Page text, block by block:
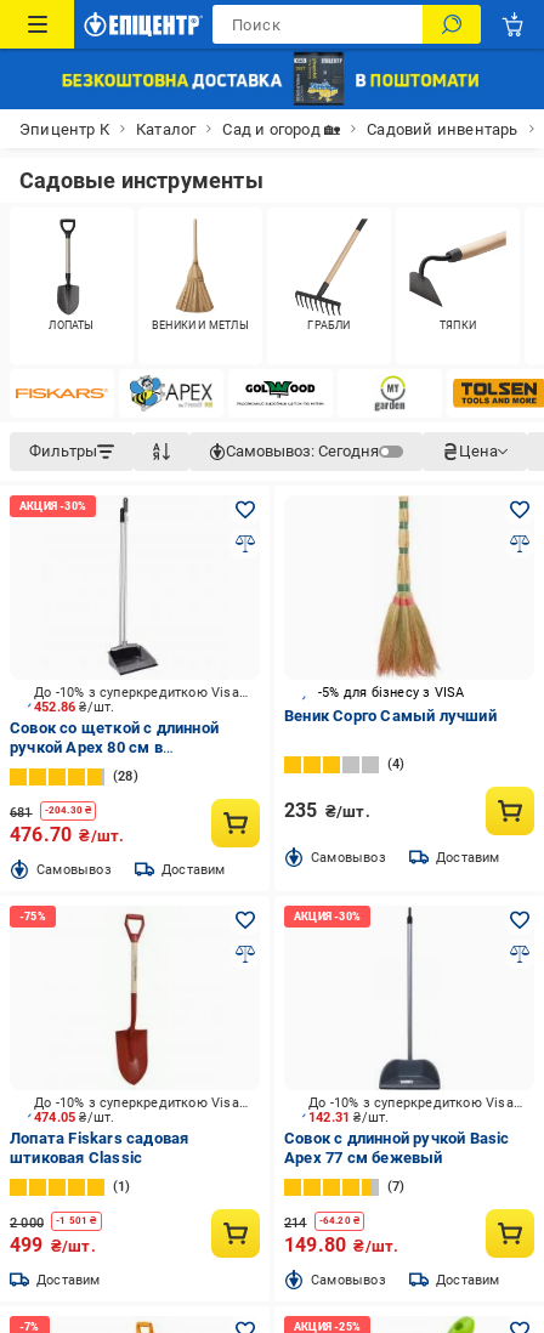
Эпицентр К Каталог Сад и огород 🏡 Садовий инвентарь
Садовые инструменты
ЛОПАТЫ ВЕНИКИ И МЕТЛЫ ГРАБЛИ ТЯПКИ
Фильтры Самовывоз: Сегодня Цена
452.86₴/шт.
До -10% з суперкредиткою Visa Вигода
Совок со щеткой с длинной
ручкой Apex 80 см в
ассортименте A11;A11705
28
681 -204.30 ₴
476.70 ₴/шт.
Cамовывоз Доставим
-5% для бізнесу з VISA
Веник Сорго Самый лучший
4
235 ₴/шт.
Cамовывоз Доставим
474.05₴/шт.
До -10% з суперкредиткою Visa Вигода
Лопата Fiskars садовая
штиковая Classic
1
2 000 -1 501 ₴
499 ₴/шт.
Доставим
142.31₴/шт.
До -10% з суперкредиткою Visa Вигода
Совок с длинной ручкой Basic
Apex 77 см бежевый
7
214 -64.20₴
149.80 ₴/шт.
Cамовывоз Доставим